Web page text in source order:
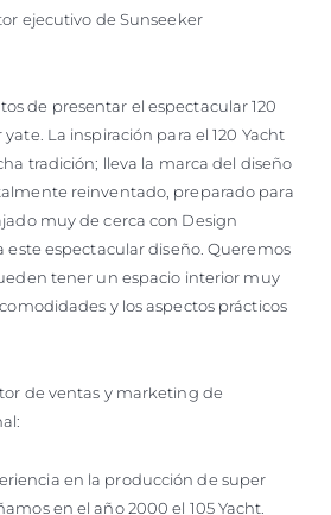
ejecutivo de Sunseeker
de presentar el espectacular 120
La inspiración para el 120 Yacht
tradición; lleva la marca del diseño
reinventado, preparado para
muy de cerca con Design
este espectacular diseño. Queremos
tener un espacio interior muy
y los aspectos prácticos
de ventas y marketing de
en la producción de super
en el año 2000 el 105 Yacht.